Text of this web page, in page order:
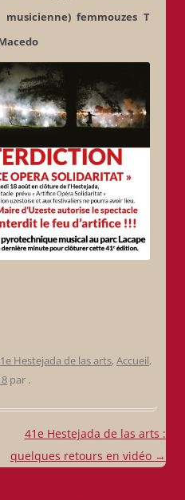
musicienne)femmouzes T
Hestejada de las arts,Accueil,
par .
41e Hestejada de las arts :
quelques retours en vidéo →